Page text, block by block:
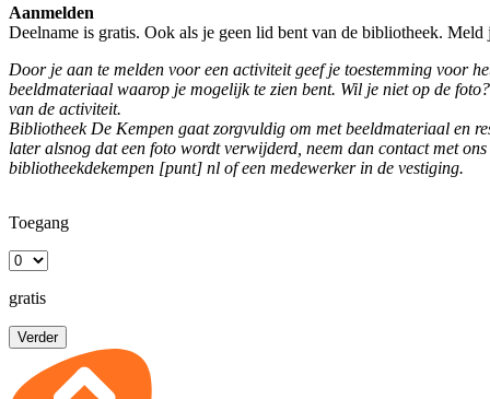
Aanmelden
Deelname is gratis. Ook als je geen lid bent van de bibliotheek. Meld
Door je aan te melden voor een activiteit geef je toestemming voor
beeldmateriaal waarop je mogelijk te zien bent. Wil je niet op de
van de activiteit.
Bibliotheek De Kempen gaat zorgvuldig om met beeldmateriaal en
later alsnog dat een foto wordt verwijderd, neem dan contact met
bibliotheekdekempen [punt] nl of een medewerker in de vestiging.
Toegang
gratis
Verder